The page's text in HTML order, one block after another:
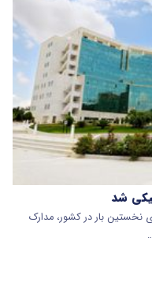
شد
نخستین بار در کشور، مدارک